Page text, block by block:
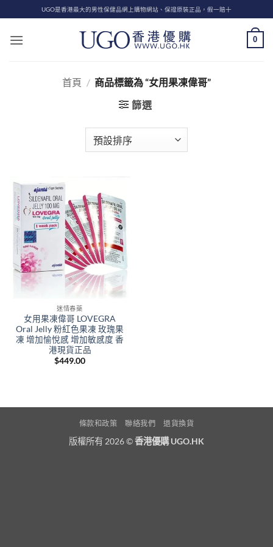
to
content
UGO是香港最大的男性保健品網上購物網站、保證原裝正品，假一賠十
0
首頁 / 商品標籤為 “女用果凍偉哥”
篩選
迷情春藥
女用果凍偉哥 LOVEGRA
Oral Jelly 粉紅色果凍 玫瑰果
凍 增加愉悅感 增加敏感度 香
港現貨正品
$449.00
條款和政策 聯絡我們 退貨換貨
版權所有 2026 ©香港優購 UGO.HK